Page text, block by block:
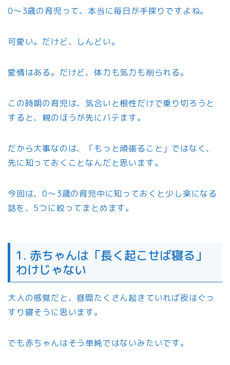
0〜3歳の育児って、本当に毎日が手探りですよね。
可愛い。だけど、しんどい。
愛情はある。だけど、体力も気力も削られる。
この時期の育児は、気合いと根性だけで乗り切ろうと
すると、親のほうが先にバテます。
だから大事なのは、「もっと頑張ること」ではなく、
先に知っておくことなんだと思います。
今回は、0〜3歳の育児中に知っておくと少し楽になる
話を、5つに絞ってまとめます。
1. 赤ちゃんは「長く起こせば寝る」
わけじゃない
大人の感覚だと、昼間たくさん起きていれば夜はぐっ
すり寝そうに思います。
でも赤ちゃんはそう単純ではないみたいです。